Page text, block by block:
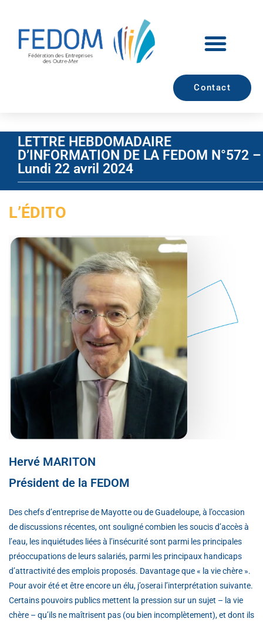
Contact
LETTRE HEBDOMADAIRE
D’INFORMATION DE LA FEDOM N°572 –
Lundi 22 avril 2024
L’ÉDITO
Hervé MARITON
Président de la FEDOM
Des chefs d’entreprise de Mayotte ou de Guadeloupe, à l’occasion
de discussions récentes, ont souligné combien les soucis d’accès à
l’eau, les inquiétudes liées à l’insécurité sont parmi les principales
préoccupations de leurs salariés, parmi les principaux handicaps
d’attractivité des emplois proposés. Davantage que « la vie chère ».
Pour avoir été et être encore un élu, j’oserai l’interprétation suivante.
Certains pouvoirs publics mettent la pression sur un sujet – la vie
chère – qu’ils ne maîtrisent pas (ou bien incomplètement), et dont ils